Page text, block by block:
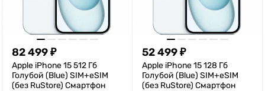
82 499₽
Apple iPhone 15 512 Гб
Голубой (Blue) SIM+eSIM
(без RuStore) Смартфон
52 499₽
Apple iPhone 15 128 Гб
Голубой (Blue) SIM+eSIM
(без RuStore) Смартфон